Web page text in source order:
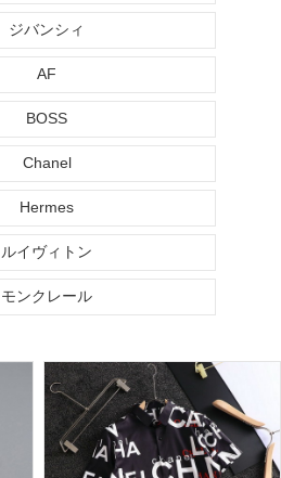
ジバンシィ
AF
BOSS
Chanel
Hermes
ルイヴィトン
モンクレール